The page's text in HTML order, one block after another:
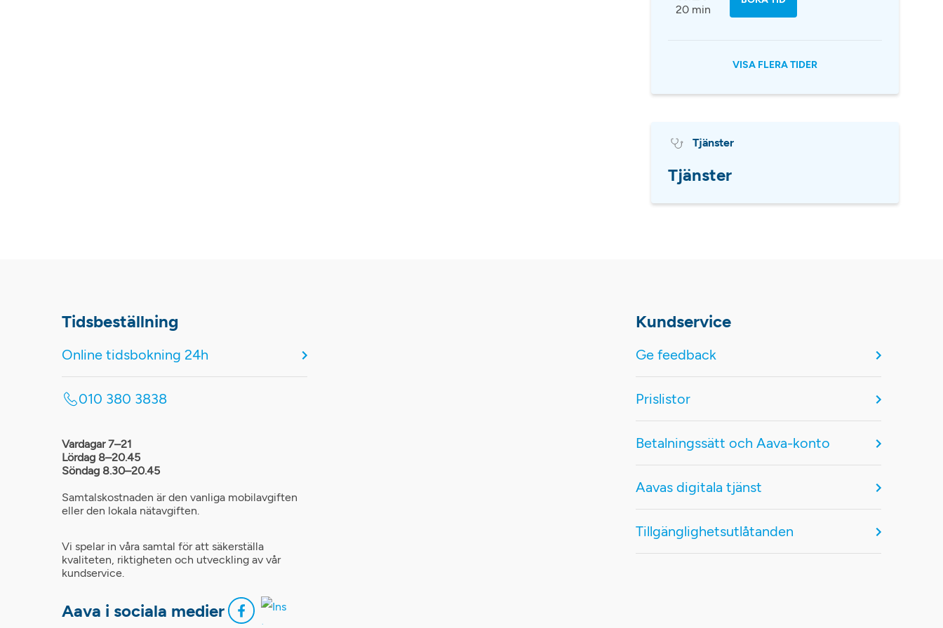
20 min
VISA FLERA TIDER
Tjänster
Tjänster
Tidsbeställning
Online tidsbokning 24h
010 380 3838
Vardagar 7–21
Lördag 8–20.45
Söndag 8.30–20.45
Samtalskostnaden är den vanliga mobilavgiften
eller den lokala nätavgiften.
Vi spelar in våra samtal för att säkerställa
kvaliteten, riktigheten och utveckling av vår
kundservice.
Aava i sociala medier
Kundservice
Ge feedback
Prislistor
Betalningssätt och Aava-konto
Aavas digitala tjänst
Tillgänglighetsutlåtanden